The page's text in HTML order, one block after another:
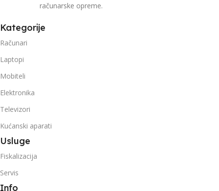
računarske opreme.
Kategorije
Računari
Laptopi
Mobiteli
Elektronika
Televizori
Kućanski aparati
Usluge
Fiskalizacija
Servis
Info